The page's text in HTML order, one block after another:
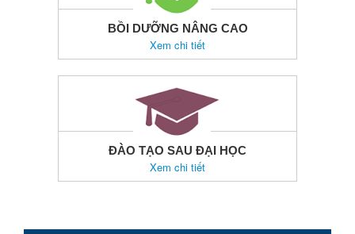
BỒI DƯỠNG NÂNG CAO
Xem chi tiết
ĐÀO TẠO SAU ĐẠI HỌC
Xem chi tiết